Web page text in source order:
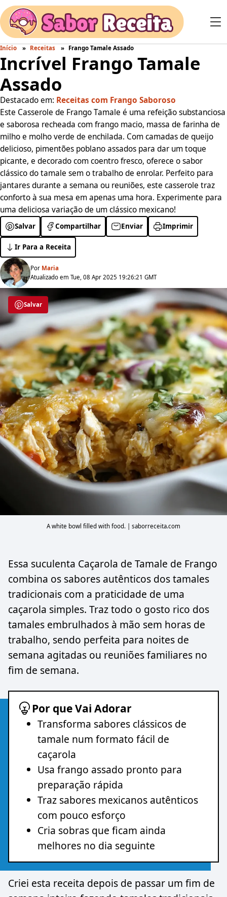
Início Receitas Frango Tamale Assado
Incrível Frango Tamale
Assado
Destacado em: Receitas com Frango Saboroso
Este Casserole de Frango Tamale é uma refeição substanciosa
e saborosa recheada com frango macio, massa de farinha de
milho e molho verde de enchilada. Com camadas de queijo
delicioso, pimentões poblano assados para dar um toque
picante, e decorado com coentro fresco, oferece o sabor
clássico do tamale sem o trabalho de enrolar. Perfeito para
jantares durante a semana ou reuniões, este casserole traz
conforto à sua mesa em apenas uma hora. Experimente para
uma deliciosa variação de um clássico mexicano!
Salvar Compartilhar Enviar Imprimir
Ir Para a Receita
Por Maria
Atualizado em Tue, 08 Apr 2025 19:26:21 GMT
Salvar
A white bowl filled with food. | saborreceita.com
Essa suculenta Caçarola de Tamale de Frango
combina os sabores autênticos dos tamales
tradicionais com a praticidade de uma
caçarola simples. Traz todo o gosto rico dos
tamales embrulhados à mão sem horas de
trabalho, sendo perfeita para noites de
semana agitadas ou reuniões familiares no
fim de semana.
Por que Vai Adorar
Transforma sabores clássicos de
tamale num formato fácil de
caçarola
Usa frango assado pronto para
preparação rápida
Traz sabores mexicanos autênticos
com pouco esforço
Cria sobras que ficam ainda
melhores no dia seguinte
Criei esta receita depois de passar um fim de